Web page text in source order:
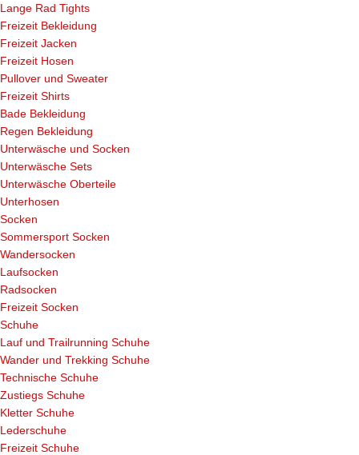
Lange Rad Tights
Freizeit Bekleidung
Freizeit Jacken
Freizeit Hosen
Pullover und Sweater
Freizeit Shirts
Bade Bekleidung
Regen Bekleidung
Unterwäsche und Socken
Unterwäsche Sets
Unterwäsche Oberteile
Unterhosen
Socken
Sommersport Socken
Wandersocken
Laufsocken
Radsocken
Freizeit Socken
Schuhe
Lauf und Trailrunning Schuhe
Wander und Trekking Schuhe
Technische Schuhe
Zustiegs Schuhe
Kletter Schuhe
Lederschuhe
Freizeit Schuhe